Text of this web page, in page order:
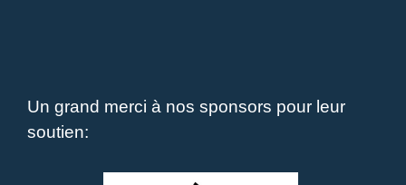
Un grand merci à nos sponsors pour leur
soutien: